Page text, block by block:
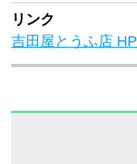
リンク
吉田屋とうふ店 HP